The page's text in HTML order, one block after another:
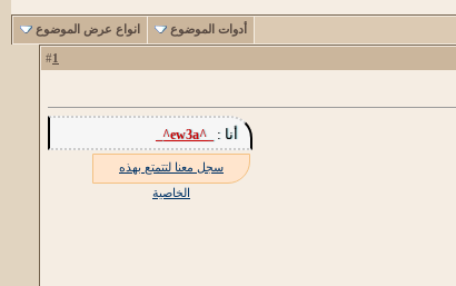
أدوات الموضوع انواع عرض الموضوع
1
أنا : _^ew3a^_
سجل معنا لتتمتع بهذه
الخاصية